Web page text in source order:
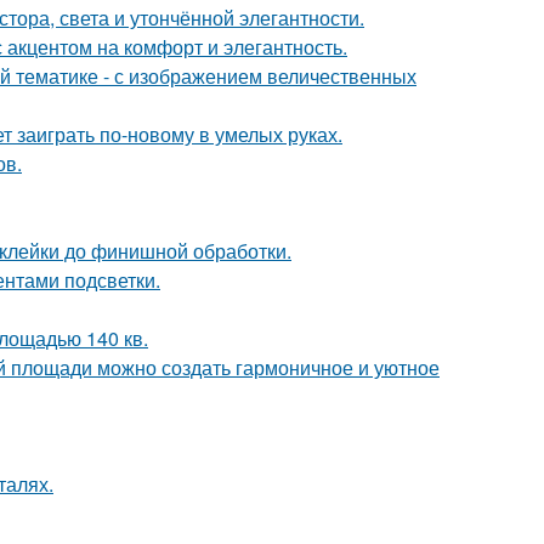
света и утончённой элегантности.
на комфорт и элегантность.
тематике - с изображением величественных
заиграть по-новому в умелых руках.
до финишной обработки.
подсветки.
140 кв.
можно создать гармоничное и уютное